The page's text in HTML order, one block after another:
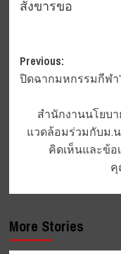
สังขารขอ
Post
navigation
Previous:
ปิดฉากมหกรรมกีฬา
สำนักงานนโยบ
แวดล้อมร่วมกับม.
คิดเห็นและข้อ
คุ
More Stories